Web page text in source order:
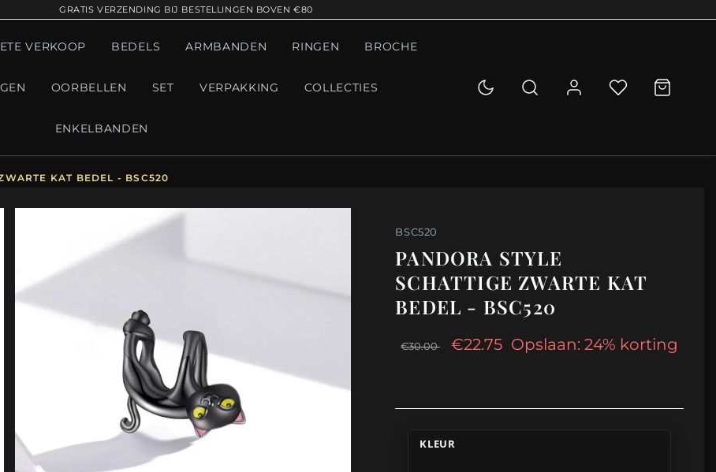
GRATIS VERZENDING BIJ BESTELLINGEN BOVEN €80
VERKOOP BEDELS ARMBANDEN RINGEN BROCHE
OORBELLEN SET VERPAKKING COLLECTIES
ENKELBANDEN
KAT BEDEL - BSC520
BSC520
PANDORA STYLE
SCHATTIGE ZWARTE KAT
BEDEL - BSC520
€30.00 €22.75 Opslaan: 24% korting
KLEUR